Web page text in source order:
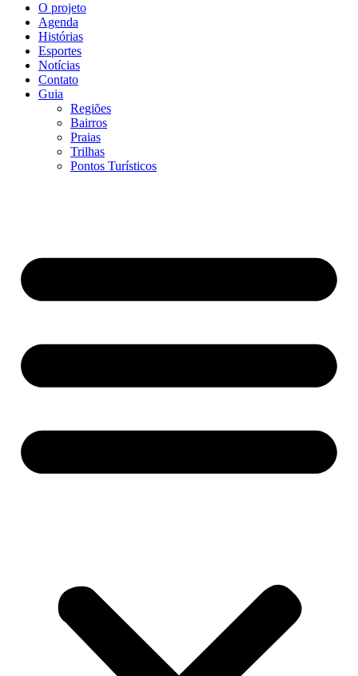
O projeto
Agenda
Histórias
Esportes
Notícias
Contato
Guia
Regiões
Bairros
Praias
Trilhas
Pontos Turísticos